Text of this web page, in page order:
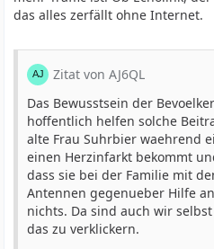
das alles zerfällt ohne Internet.
Zitat von AJ6QL
Das Bewusstsein der
hoffentlich helfen solche
alte Frau Suhrbier waehrend
einen Herzinfarkt bekommt
dass sie bei der Familie mit
Antennen gegenueber Hilfe
nichts. Da sind auch wir
das zu verklickern.